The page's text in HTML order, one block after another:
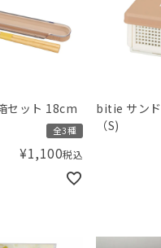
セット 18cm
全3種
¥1,100税込
bitie サン
（S)